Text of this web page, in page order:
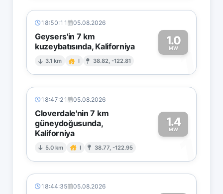
18:50:11 05.08.2026
Geysers'in 7 km
kuzeybatısında, Kaliforniya
3.1 km I 38.82, -122.81
1.0
MW1
18:47:21 05.08.2026
Cloverdale'nin 7 km
güneydoğusunda,
Kaliforniya
5.0 km I 38.77, -122.95
1.4
MW
1
18:44:35 05.08.2026